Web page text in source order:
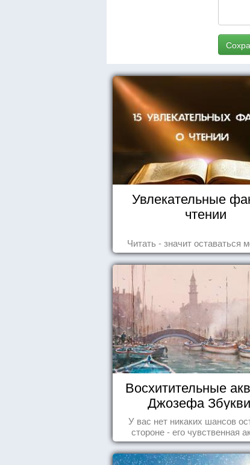
Увлекательные
чтении
Читать - значит оставаться
Восхитительные
Джозефа
У вас нет никаких шансов
стороне - его чувственная
покорила жителей всего